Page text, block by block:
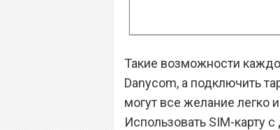
Такие возможности
Danycom, а подключить
могут все желание легко
Использовать SIM-карту